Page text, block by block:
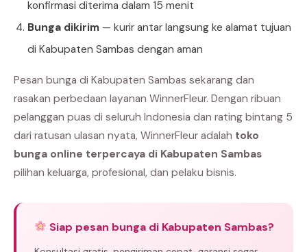
konfirmasi diterima dalam 15 menit
Bunga dikirim — kurir antar langsung ke alamat tujuan
di Kabupaten Sambas dengan aman
Pesan bunga di Kabupaten Sambas sekarang dan
rasakan perbedaan layanan WinnerFleur. Dengan ribuan
pelanggan puas di seluruh Indonesia dan rating bintang 5
dari ratusan ulasan nyata, WinnerFleur adalah toko
bunga online terpercaya di Kabupaten Sambas
pilihan keluarga, profesional, dan pelaku bisnis.
Siap pesan bunga di Kabupaten Sambas?